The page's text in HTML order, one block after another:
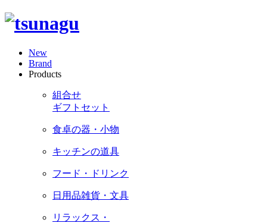
New
Brand
Products
組合せ
ギフトセット
食卓の器・小物
キッチンの道具
フード・ドリンク
日用品雑貨・文具
リラックス・